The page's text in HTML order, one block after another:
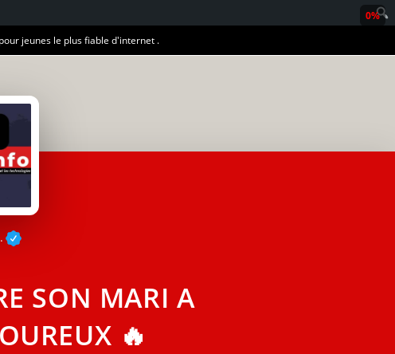
jeunes le plus fiable d'internet .
SON MARI A
🔥
0%